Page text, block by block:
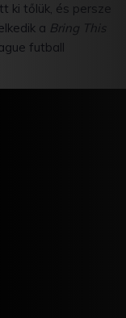
ki tőlük, és persze
a Bring This
futball